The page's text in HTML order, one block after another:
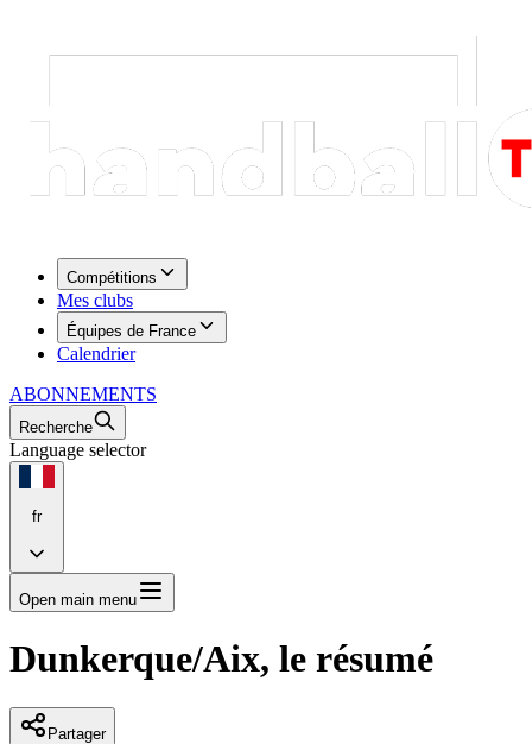
Compétitions
Mes clubs
Équipes de France
Calendrier
ABONNEMENTS
Recherche
Language selector
fr
Open main menu
Dunkerque/Aix, le résumé
Partager